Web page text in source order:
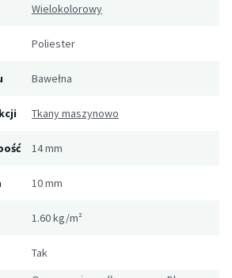
Wielokolorowy
Poliester
Bawełna
Tkany maszynowo
14 mm
10 mm
1.60 kg/m²
Tak